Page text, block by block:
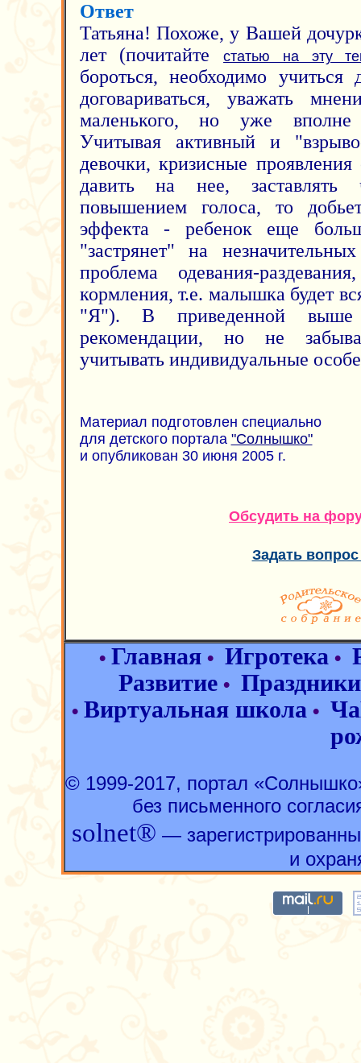
Ответ
Татьяна! Похоже, у Вашей
лет (почитайтестатью на эту
бороться, необходимо учиться
договариваться, уважать
маленького, но уже вполне
Учитывая активный и
девочки, кризисные
давить на нее, заставлять
повышением голоса, то
эффекта - ребенок еще
"застрянет" на
проблема одевания-
кормления, т.е. малышка будет
"Я"). В приведенной выше
рекомендации, но не
учитывать индивидуальные
Материал подготовлен специально
для детского портала "Солнышко"
и опубликован 30 июня 2005 г.
Обсудить на
Задать
• Главная • Игротека •
Развитие• Праздники
• Виртуальная школа •
© 1999-2017, портал
без письменного
solnet® —
и